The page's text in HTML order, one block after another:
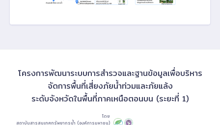
โครงการพัฒนาระบบการสำรวจและฐานข้อมูลเพื่อบริหาร
จัดการพื้นที่เสี่ยงภัยน้ำท่วมและภัยแล้ง
ระดับจังหวัดในพื้นที่ภาคเหนือตอนบน (ระยะที่ 1)
โดย
สถาบันสารสนเทศทรัพยากรน้ำ (องค์การมหาชน)